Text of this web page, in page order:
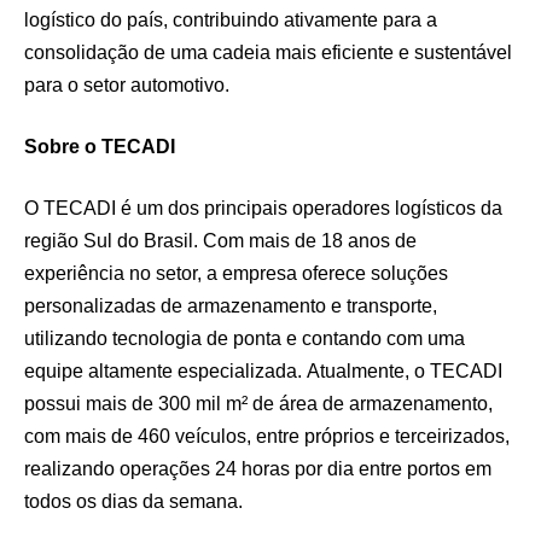
logístico do país, contribuindo ativamente para a
consolidação de uma cadeia mais eficiente e sustentável
para o setor automotivo.
Sobre o TECADI
O TECADI é um dos principais operadores logísticos da
região Sul do Brasil. Com mais de 18 anos de
experiência no setor, a empresa oferece soluções
personalizadas de armazenamento e transporte,
utilizando tecnologia de ponta e contando com uma
equipe altamente especializada. Atualmente, o TECADI
possui mais de 300 mil m² de área de armazenamento,
com mais de 460 veículos, entre próprios e terceirizados,
realizando operações 24 horas por dia entre portos em
todos os dias da semana.